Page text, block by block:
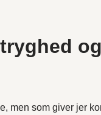
men som giver jer